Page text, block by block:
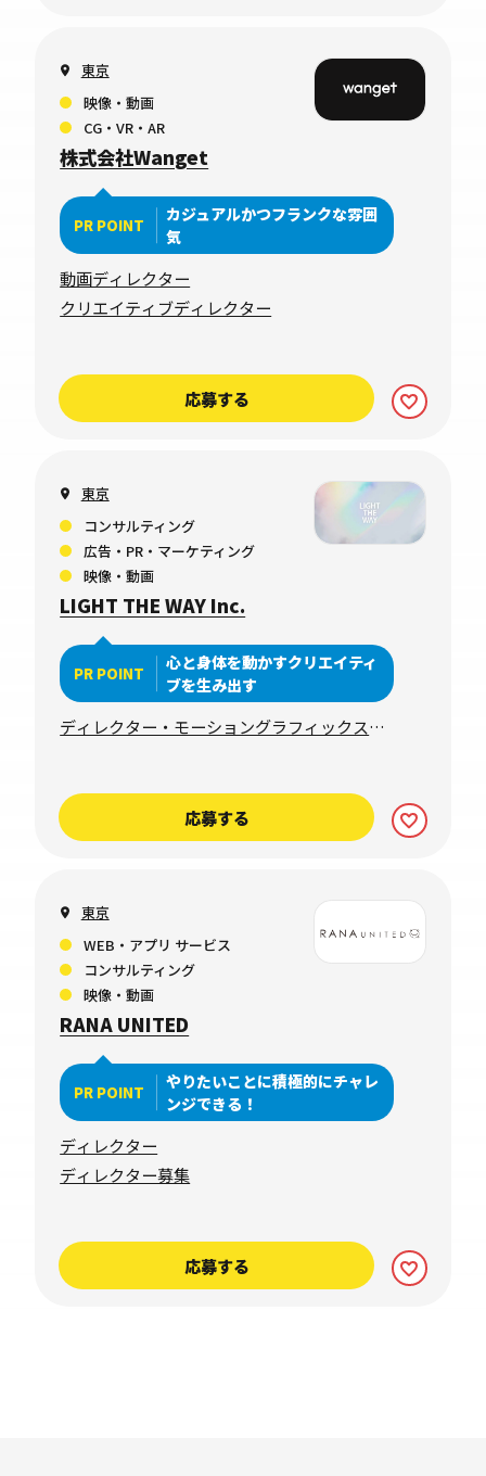
東京
映像・動画
CG・VR・AR
株式会社Wanget
PR POINT
カジュアルかつフランクな雰囲
気
動画ディレクター
クリエイティブディレクター
応募する
東京
コンサルティング
広告・PR・マーケティング
映像・動画
LIGHT THE WAY Inc.
PR POINT
心と身体を動かすクリエイティ
ブを生み出す
ディレクター・モーショングラフィックスデ
応募する
東京
WEB・アプリ サービス
コンサルティング
映像・動画
RANA UNITED
PR POINT
やりたいことに積極的にチャレ
ンジできる！
ディレクター
ディレクター募集
応募する